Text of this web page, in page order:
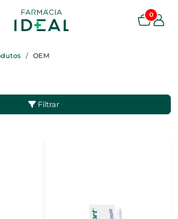
0
OEM
Filtrar